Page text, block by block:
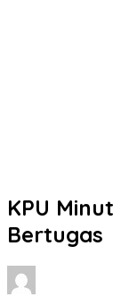
KPU
Bertugas